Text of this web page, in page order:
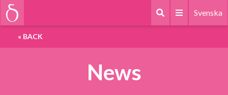
Svenska
« BACK
News